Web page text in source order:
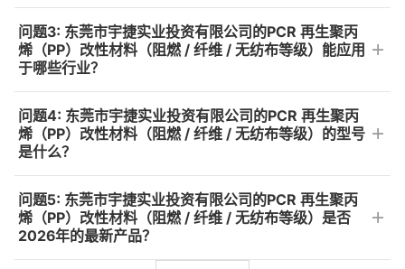
问题3: 东莞市宇捷实业投资有限公司的PCR 再生聚丙
烯（PP）改性材料（阻燃 / 纤维 / 无纺布等级）能应用
于哪些行业？
问题4: 东莞市宇捷实业投资有限公司的PCR 再生聚丙
烯（PP）改性材料（阻燃 / 纤维 / 无纺布等级）的型号
是什么？
问题5: 东莞市宇捷实业投资有限公司的PCR 再生聚丙
烯（PP）改性材料（阻燃 / 纤维 / 无纺布等级）是否
2026年的最新产品？